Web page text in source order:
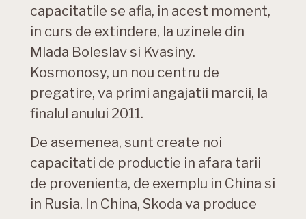
capacitatile se afla, in acest moment,
in curs de extindere, la uzinele din
Mlada Boleslav si Kvasiny.
Kosmonosy, un nou centru de
pregatire, va primi angajatii marcii, la
finalul anului 2011.
De asemenea, sunt create noi
capacitati de productie in afara tarii
de provenienta, de exemplu in China si
in Rusia. In China, Skoda va produce